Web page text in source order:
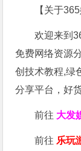
【关于
欢迎来到
免费网络资源
创技术教程,绿
分享平台，好
前往 大发
前往 乐玩